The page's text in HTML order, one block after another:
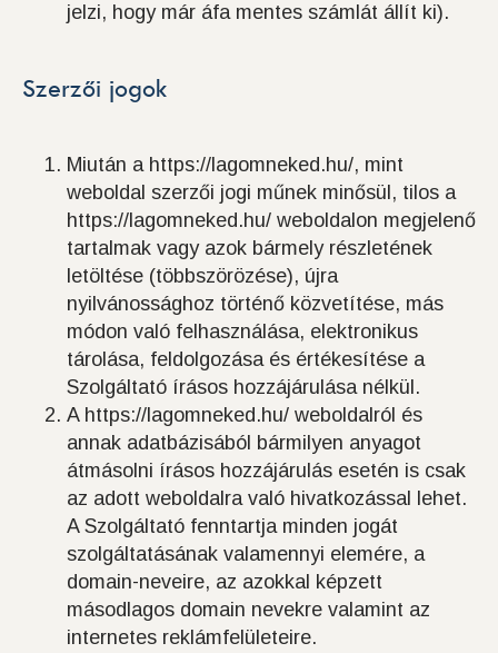
jelzi, hogy már áfa mentes számlát állít ki).
Szerzői jogok
Miután a https://lagomneked.hu/, mint
weboldal szerzői jogi műnek minősül, tilos a
https://lagomneked.hu/ weboldalon megjelenő
tartalmak vagy azok bármely részletének
letöltése (többszörözése), újra
nyilvánossághoz történő közvetítése, más
módon való felhasználása, elektronikus
tárolása, feldolgozása és értékesítése a
Szolgáltató írásos hozzájárulása nélkül.
A https://lagomneked.hu/ weboldalról és
annak adatbázisából bármilyen anyagot
átmásolni írásos hozzájárulás esetén is csak
az adott weboldalra való hivatkozással lehet.
A Szolgáltató fenntartja minden jogát
szolgáltatásának valamennyi elemére, a
domain-neveire, az azokkal képzett
másodlagos domain nevekre valamint az
internetes reklámfelületeire.